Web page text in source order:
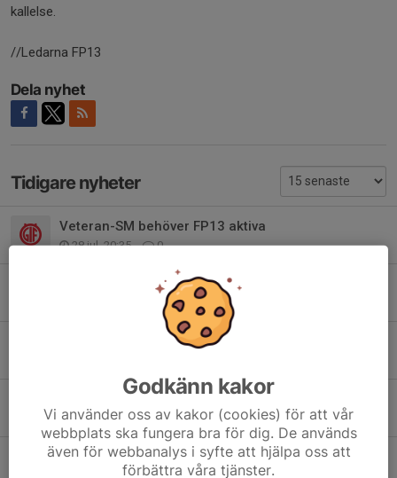
kallelse.
//Ledarna FP13
Dela nyhet
Tidigare nyheter
Veteran-SM behöver FP13 aktiva
28 jul, 20:35 0
Träningstävling sprint söndag 26/7
Sommarhälsningar från FP13
23 jun, 11:42 0
FP13 Teoriträffar och vårens tävlingar
11 maj, 17:30 0
Godkänn kakor
Vi använder oss av kakor (cookies) för att vår
webbplats ska fungera bra för dig. De används
även för webbanalys i syfte att hjälpa oss att
förbättra våra tjänster.